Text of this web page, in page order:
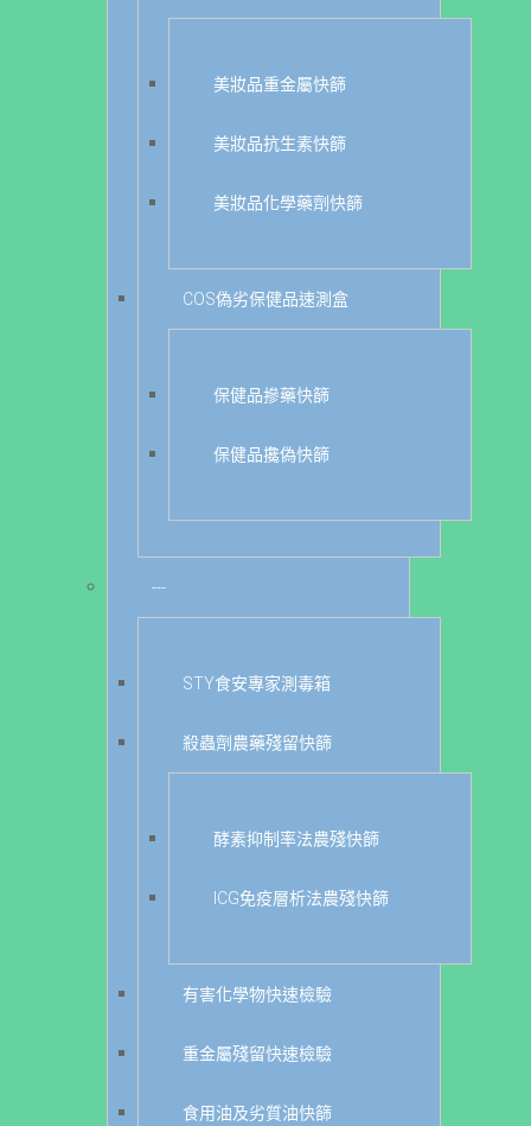
美妝品重金屬快篩
美妝品抗生素快篩
美妝品化學藥劑快篩
COS偽劣保健品速測盒
保健品摻藥快篩
保健品攙偽快篩
---
STY食安專家測毒箱
殺蟲劑農藥殘留快篩
酵素抑制率法農殘快篩
ICG免疫層析法農殘快篩
有害化學物快速檢驗
重金屬殘留快速檢驗
食用油及劣質油快篩